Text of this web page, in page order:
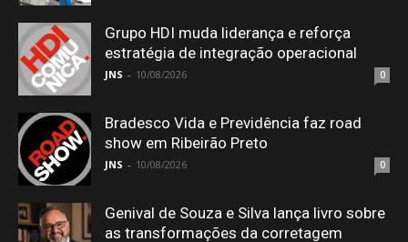
Grupo HDI muda liderança e reforça
estratégia de integração operacional
JNS - 10/08/2026 0
Bradesco Vida e Previdência faz road
show em Ribeirão Preto
JNS - 10/08/2026 0
Genival de Souza e Silva lança livro sobre
as transformações da corretagem